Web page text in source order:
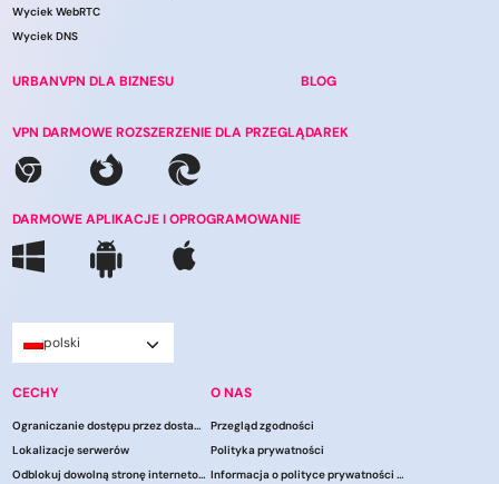
Wyciek WebRTC
Wyciek DNS
URBANVPN DLA BIZNESU BLOG
VPN DARMOWE ROZSZERZENIE DLA PRZEGLĄDAREK
DARMOWE APLIKACJE I OPROGRAMOWANIE
polski
CECHY
Ograniczanie dostępu przez dostawców usług internetowych
Lokalizacje serwerów
Odblokuj dowolną stronę internetową
O NAS
Przegląd zgodności
Polityka prywatności
Informacja o polityce prywatności CCPA